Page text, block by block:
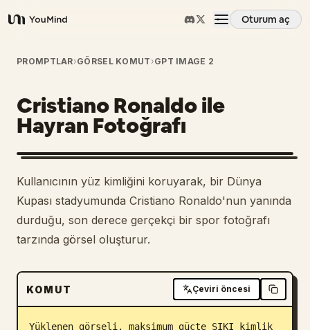
YouMind
Oturum aç
Genel Bakış
Kullanım Senaryoları
Beceriler
İstemler
Fiyatlandırma
İndir
PROMPTLAR›GÖRSEL KOMUT ›GPT IMAGE 2
Cristiano Ronaldo ile
Hayran Fotoğrafı
Kullanıcının yüz kimliğini koruyarak, bir Dünya
Kupası stadyumunda Cristiano Ronaldo'nun yanında
durduğu, son derece gerçekçi bir spor fotoğrafı
tarzında görsel oluşturur.
KOMUT Çeviri öncesi
Yüklenen görseli, maksimum güçte SIKI kimlik